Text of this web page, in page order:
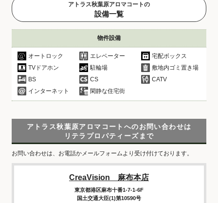
アトラス秋葉原アロマコートの
設備一覧
物件設備
オートロック エレベーター
宅配ボックス
TVドアホン
駐輪場
敷地内ゴミ置き場
BS
CS
CATV
インターネット
閑静な住宅街
アトラス秋葉原アロマコートへのお問い合わせは
リテラプロパティーズまで
お問い合わせは、お電話かメールフォームより受け付けております。
CreaVision 麻布本店
東京都港区麻布十番1-7-1-6F
国土交通大臣(1)第10590号